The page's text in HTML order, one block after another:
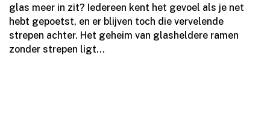
glas meer in zit? Iedereen kent het gevoel als je net
hebt gepoetst, en er blijven toch die vervelende
strepen achter.​ Het geheim van glasheldere ramen
zonder strepen ligt...